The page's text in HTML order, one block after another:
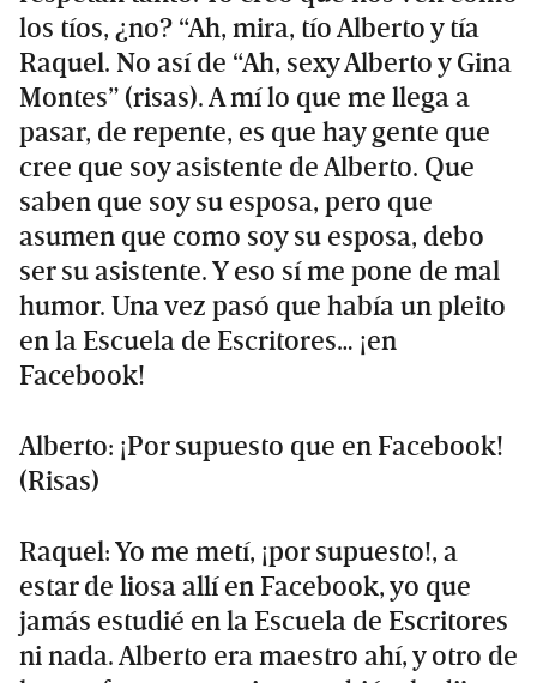
los tíos, ¿no? “Ah, mira, tío Alberto y tía
Raquel. No así de “Ah, sexy Alberto y Gina
Montes” (risas). A mí lo que me llega a
pasar, de repente, es que hay gente que
cree que soy asistente de Alberto. Que
saben que soy su esposa, pero que
asumen que como soy su esposa, debo
ser su asistente. Y eso sí me pone de mal
humor. Una vez pasó que había un pleito
en la Escuela de Escritores… ¡en
Facebook!
Alberto: ¡Por supuesto que en Facebook!
(Risas)
Raquel: Yo me metí, ¡por supuesto!, a
estar de liosa allí en Facebook, yo que
jamás estudié en la Escuela de Escritores
ni nada. Alberto era maestro ahí, y otro de